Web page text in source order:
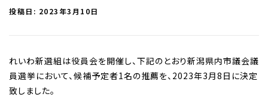
投稿日: 2023年3月10日
れいわ新選組は役員会を開催し、下記のとおり新潟県内市議会議
員選挙において、候補予定者1名の推薦を、2023年3月8日に決定
致しました。